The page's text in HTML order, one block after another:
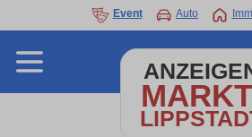
Event Auto